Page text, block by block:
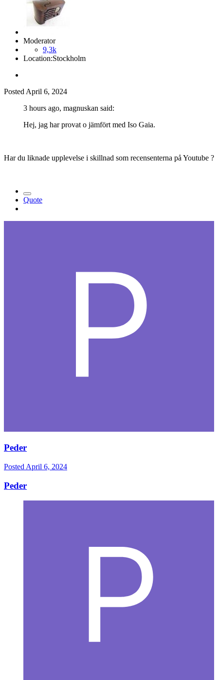
Moderator
9,3k
Location:Stockholm
Posted April 6, 2024
3 hours ago, magnuskan said:
Hej, jag har provat o jämfört med Iso Gaia.
Har du liknade upplevelse i skillnad som recensenterna på Youtube ?
Quote
Peder
Posted April 6, 2024
Peder